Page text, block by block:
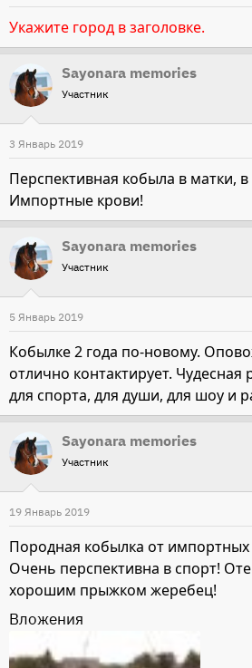
Укажите город в заголовке.
Sayonara memories
Участник
3 Январь 2019
Перспективная кобыла в матки,
Импортные крови!
Sayonara memories
Участник
5 Январь 2019
Кобылке 2 года по-новому.
отлично контактирует.
для спорта, для души, для шоу и
Sayonara memories
Участник
19 Январь 2019
Породная кобылка от
Очень перспективна в спорт!
хорошим прыжком жеребец!
Вложения